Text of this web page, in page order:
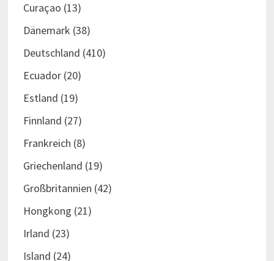
Curaçao (13)
Dänemark (38)
Deutschland (410)
Ecuador(20)
Estland (19)
Finnland (27)
Frankreich (8)
Griechenland (19)
Großbritannien (42)
Hongkong (21)
Irland (23)
Island (24)